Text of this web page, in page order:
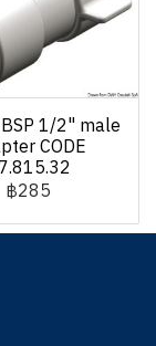
1/2" male
CODE
฿285